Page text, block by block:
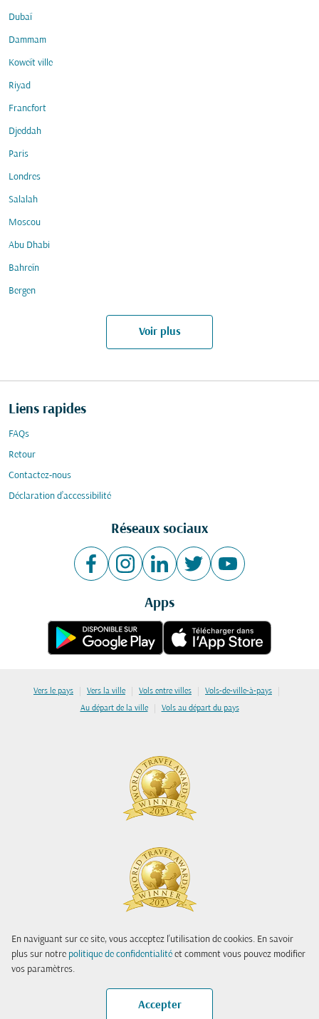
En naviguant sur ce site, vous acceptez l'utilisation de cookies. En savoir
plus sur notre politique de confidentialité et comment vous pouvez modifier
vos paramètres.
Accepter
Dubaï
Dammam
Koweït ville
Riyad
Francfort
Djeddah
Paris
Londres
Salalah
Moscou
Abu Dhabi
Bahreïn
Bergen
Voir plus
Liens rapides
FAQs
Retour
Contactez-nous
Déclaration d’accessibilité
Réseaux sociaux
Apps
Vers le pays | Vers la ville | Vols entre villes | Vols-de-ville-à-pays |
Au départ de la ville | Vols au départ du pays